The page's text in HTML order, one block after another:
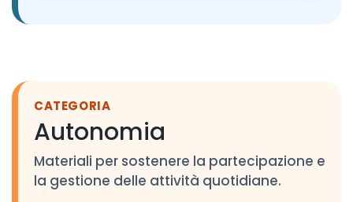
CATEGORIA
Autonomia
Materiali per sostenere la partecipazione e
la gestione delle attività quotidiane.